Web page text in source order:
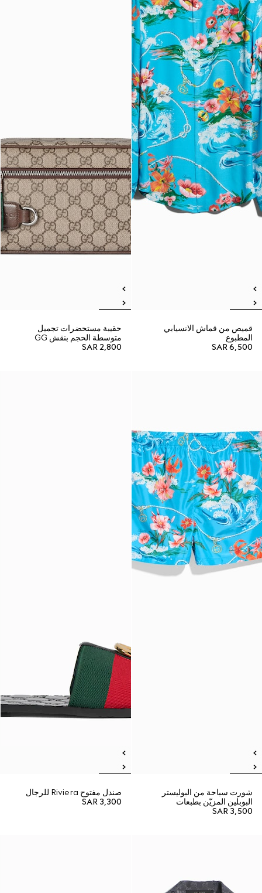
قميص من قماش الانسيابي
المطبوع
SAR 6,500
حقيبة مستحضرات تجميل
متوسطة الحجم بنقش GG
SAR 2,800
شورت سباحة من البوليستر
البوبلين المزيّن بطبعات
SAR 3,500
صندل مفتوح Riviera للرجال
SAR 3,300